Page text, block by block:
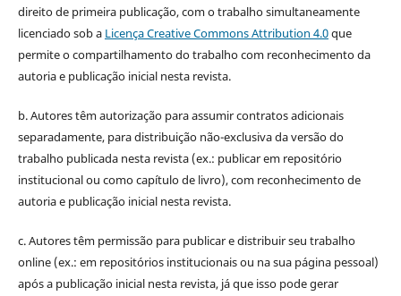
direito de primeira publicação, com o trabalho simultaneamente
licenciado sob a Licença Creative Commons Attribution 4.0que
permite o compartilhamento do trabalho com reconhecimento da
autoria e publicação inicial nesta revista.
b. Autores têm autorização para assumir contratos adicionais
separadamente, para distribuição não-exclusiva da versão do
trabalho publicada nesta revista (ex.: publicar em repositório
institucional ou como capítulo de livro), com reconhecimento de
autoria e publicação inicial nesta revista.
c. Autores têm permissão para publicar e distribuir seu trabalho
online (ex.: em repositórios institucionais ou na sua página pessoal)
após a publicação inicial nesta revista, já que isso pode gerar